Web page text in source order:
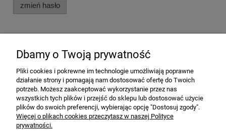
zmień hasło
Zakupy
Informacje
F.P.H.U. Tap-Pol Patryk Majewski| ul. Budowlana 1, 87-200
Wąbrzeźno, woj. kujawsko-pomorskie | telefon:
Dbamy o Twoją prywatność
Pliki cookies i pokrewne im technologie umożliwiają poprawne
działanie strony i pomagają nam dostosować ofertę do Twoich
potrzeb. Możesz zaakceptować wykorzystanie przez nas
wszystkich tych plików i przejść do sklepu lub dostosować użycie
plików do swoich preferencji, wybierając opcję "Dostosuj zgody".
Więcej o plikach cookies przeczytasz w naszej Polityce
prywatności.